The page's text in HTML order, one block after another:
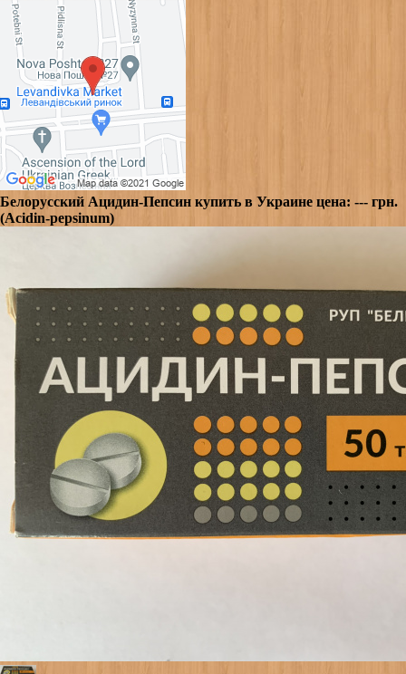
Белорусский Ацидин-Пепсин купить в Украине цена: --- грн.
(Acidin-pepsinum)